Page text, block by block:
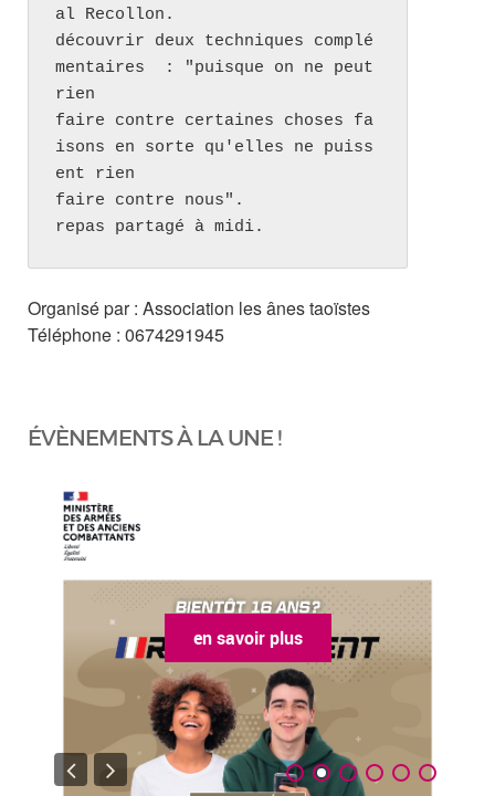
al Recollon.
découvrir deux techniques complé
mentaires  : "puisque on ne peut
rien
faire contre certaines choses fa
isons en sorte qu'elles ne puiss
ent rien
faire contre nous".
repas partagé à midi.
Organisé par : Association les ânes taoïstes
Téléphone : 0674291945
ÉVÈNEMENTS À LA UNE !
en savoir plus